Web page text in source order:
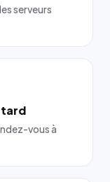
serveurs
tard
vous à